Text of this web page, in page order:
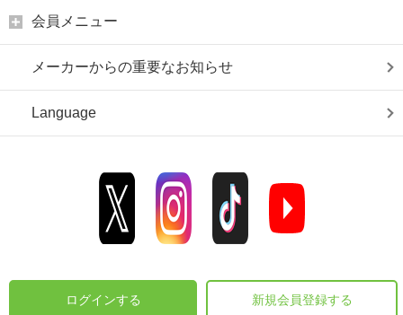
会員メニュー
メーカーからの重要なお知らせ
Language
ログインする 新規会員登録する